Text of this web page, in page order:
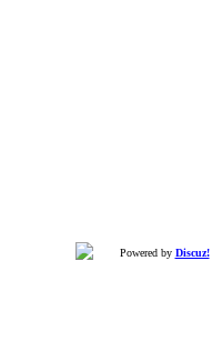
Powered by Discuz!